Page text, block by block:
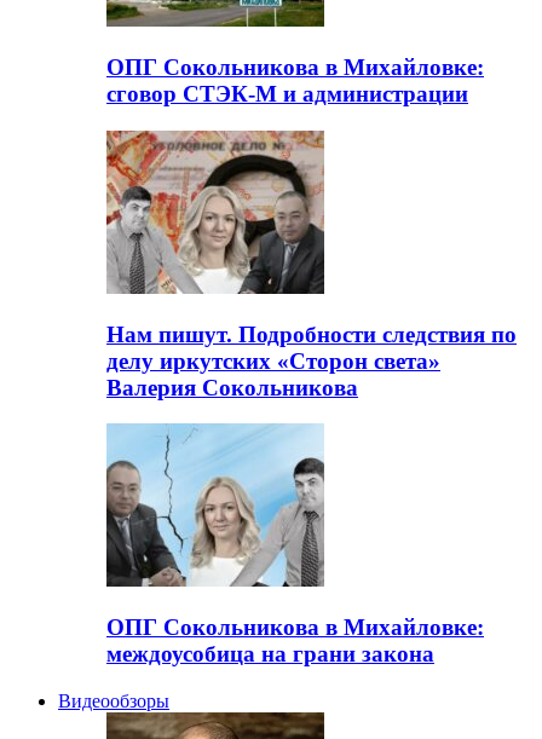
ОПГ Сокольникова в Михайловке:
сговор СТЭК-М и администрации
Нам пишут. Подробности следствия по
делу иркутских «Сторон света»
Валерия Сокольникова
ОПГ Сокольникова в Михайловке:
междоусобица на грани закона
Видеообзоры